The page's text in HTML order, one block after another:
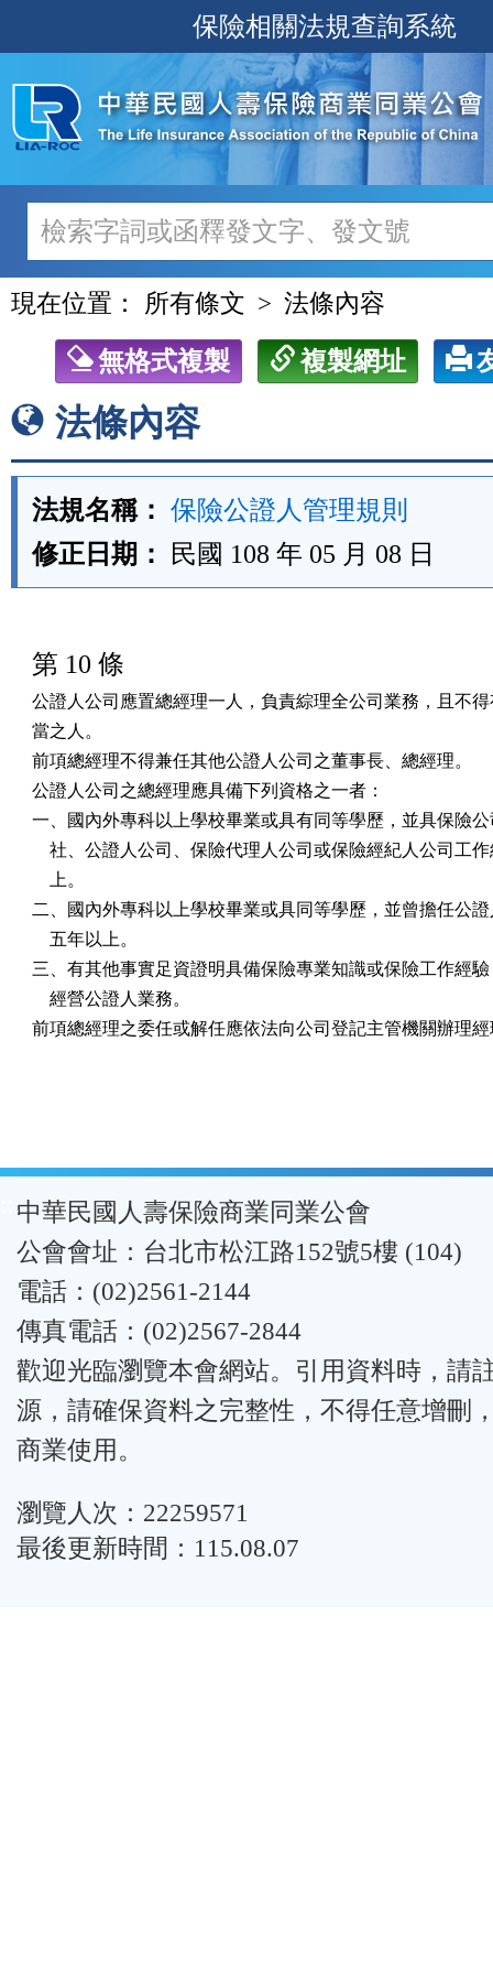
至
主
內
容
保險相關法規查詢系統
現在位置： 所有條文 法條內容
無格式複製 複製網址
法條內容
法規名稱： 保險公證人管理規則
修正日期：
民國 108 年 05 月 08 日
第 10 條
公證人公司應置總經理一人，負責綜理全公司業務，且不
當之人。
前項總經理不得兼任其他公證人公司之董事長、總經理。
公證人公司之總經理應具備下列資格之一者：
一、國內外專科以上學校畢業或具有同等學歷，並具保險
社、公證人公司、保險代理人公司或保險經紀人公司工
    上。
二、國內外專科以上學校畢業或具同等學歷，並曾擔任公
    五年以上。
三、有其他事實足資證明具備保險專業知識或保險工作經
    經營公證人業務。
前項總經理之委任或解任應依法向公司登記主管機關辦理
:::中華民國人壽保險商業同業公會
公會會址：台北市松江路152號5樓 (104)
電話：(02)2561-2144
傳真電話：(02)2567-2844
歡迎光臨瀏覽本會網站。引用資料時，請
源，請確保資料之完整性，不得任意增刪
商業使用。
瀏覽人次：22259571
最後更新時間：115.08.07